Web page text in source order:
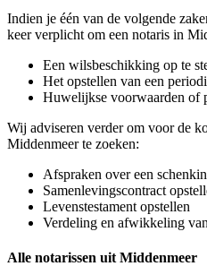
Indien je één van de volgende
keer verplicht om een notaris in
Een wilsbeschikking op te
Het opstellen van een
Huwelijkse voorwaarden of
Wij adviseren verder om voor de
Middenmeer te zoeken:
Afspraken over een
Samenlevingscontract
Levenstestament opstellen
Verdeling en afwikkeling
Alle notarissen uit Middenmeer